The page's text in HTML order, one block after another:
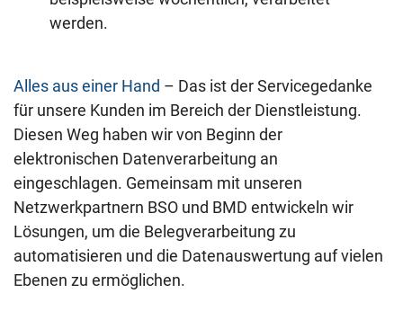
werden.
Alles aus einer Hand – Das ist der Servicegedanke
für unsere Kunden im Bereich der Dienstleistung.
Diesen Weg haben wir von Beginn der
elektronischen Datenverarbeitung an
eingeschlagen. Gemeinsam mit unseren
Netzwerkpartnern BSO und BMD entwickeln wir
Lösungen, um die Belegverarbeitung zu
automatisieren und die Datenauswertung auf vielen
Ebenen zu ermöglichen.